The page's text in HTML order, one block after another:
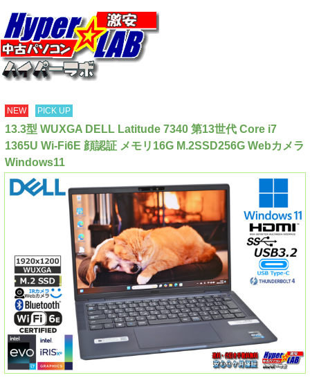
NEW PICK UP
13.3型 WUXGA DELL Latitude 7340 第13世代 Core i7
1365U Wi-Fi6E 顔認証 メモリ16G M.2SSD256G Webカメラ
Windows11